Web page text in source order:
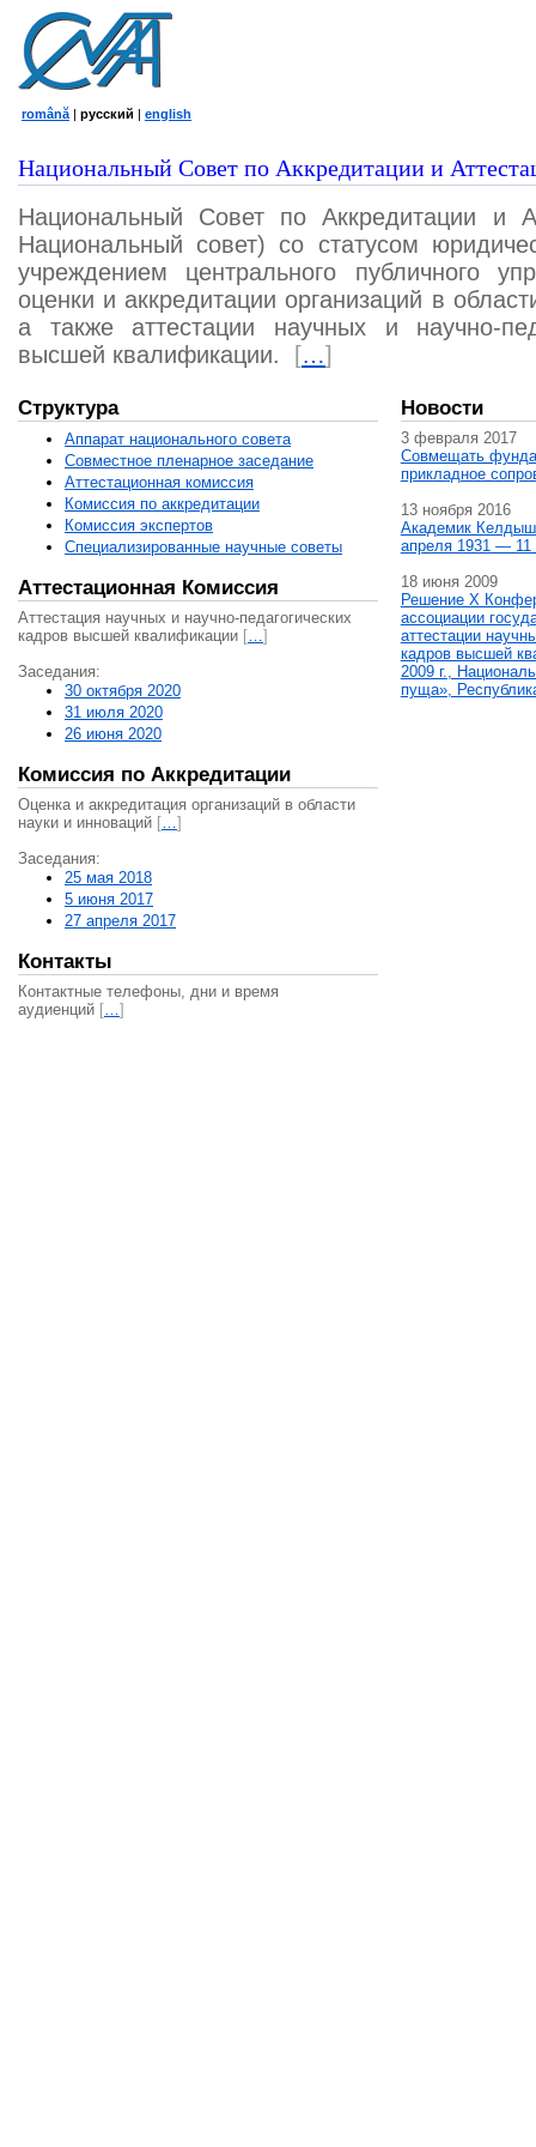
română | русский | english
Национальный Совет по Аккредитации и
Национальный Совет по Аккредитации и
Национальный совет) со статусом
учреждением центрального публичного
оценки и аккредитации организаций в
а также аттестации научных и научно-
высшей квалификации.
[…]
Структура
Аппарат национального совета
Совместное пленарное заседание
Аттестационная комисcия
Комиссия по аккредитации
Комиссия экспертов
Специализированные научные советы
Аттестационная Комиссия
Аттестация научных и научно-педагогических
кадров высшей квалификации […]
Заседания:
30 октября 2020
31 июля 2020
26 июня 2020
Комиссия по Аккредитации
Оценка и аккредитация организаций в области
науки и инноваций […]
Заседания:
25 мая 2018
5 июня 2017
27 апреля 2017
Контакты
Контактные телефоны, дни и время
аудиенций […]
Новости
3 февраля 2017
Совмещать
прикладное
13 ноября 2016
Академик
апреля 1931 — 11
18 июня 2009
Решение X
ассоциации
аттестации
кадров высшей
2009 г.,
пуща»,